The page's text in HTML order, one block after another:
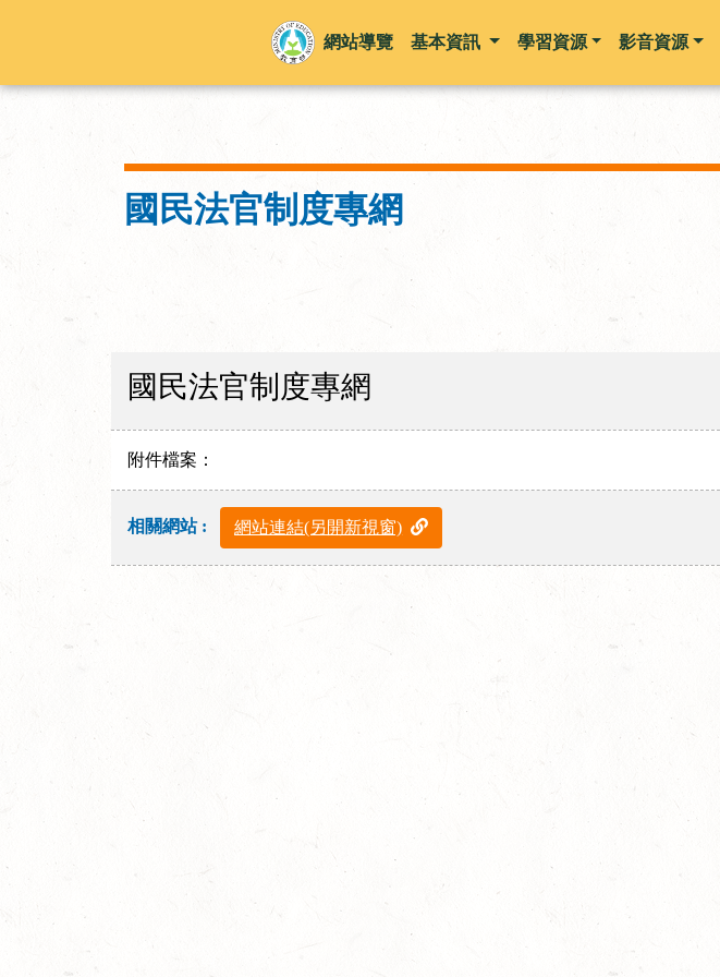
網站導覽 基本資訊 學習資源 影音資源
國民法官制度專網
國民法官制度專網
附件檔案：
相關網站 : 網站連結(另開新視窗)